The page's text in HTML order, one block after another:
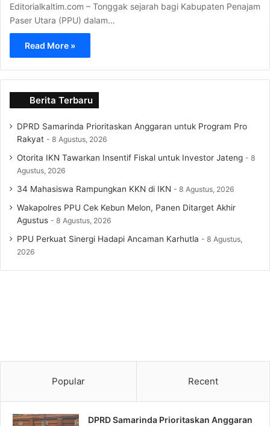
Editorialkaltim.com – Tonggak sejarah bagi Kabupaten Penajam
Paser Utara (PPU) dalam…
Read More »
Berita Terbaru
DPRD Samarinda Prioritaskan Anggaran untuk Program Pro
Rakyat
8 Agustus, 2026
Otorita IKN Tawarkan Insentif Fiskal untuk Investor Jateng
8
Agustus, 2026
34 Mahasiswa Rampungkan KKN di IKN 8 Agustus, 2026
Wakapolres PPU Cek Kebun Melon, Panen Ditarget Akhir
Agustus
8 Agustus, 2026
PPU Perkuat Sinergi Hadapi Ancaman Karhutla
8 Agustus,
2026
Popular Recent
DPRD Samarinda Prioritaskan Anggaran